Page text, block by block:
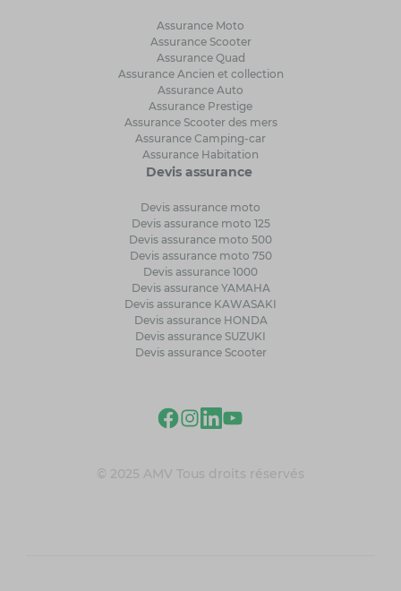
Assurance Moto
Assurance Scooter
Assurance Quad
Assurance Ancien et collection
Assurance Auto
Assurance Prestige
Assurance Scooter des mers
Assurance Camping-car
Assurance Habitation
Devis assurance
Devis assurance moto
Devis assurance moto 125
Devis assurance moto 500
Devis assurance moto 750
Devis assurance 1000
Devis assurance YAMAHA
Devis assurance KAWASAKI
Devis assurance HONDA
Devis assurance SUZUKI
Devis assurance Scooter
© 2025 AMV Tous droits réservés